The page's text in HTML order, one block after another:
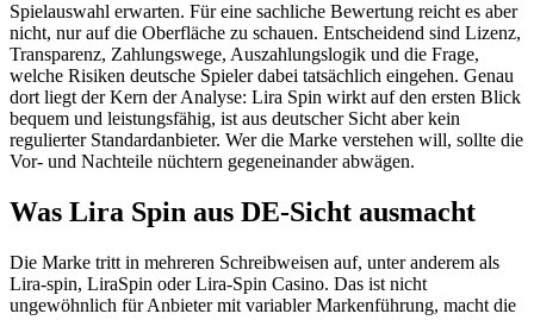
Spielauswahl erwarten. Für eine sachliche Bewertung reicht es aber
nicht, nur auf die Oberfläche zu schauen. Entscheidend sind Lizenz,
Transparenz, Zahlungswege, Auszahlungslogik und die Frage,
welche Risiken deutsche Spieler dabei tatsächlich eingehen. Genau
dort liegt der Kern der Analyse: Lira Spin wirkt auf den ersten Blick
bequem und leistungsfähig, ist aus deutscher Sicht aber kein
regulierter Standardanbieter. Wer die Marke verstehen will, sollte die
Vor- und Nachteile nüchtern gegeneinander abwägen.
Was Lira Spin aus DE-Sicht ausmacht
Die Marke tritt in mehreren Schreibweisen auf, unter anderem als
Lira-spin, LiraSpin oder Lira-Spin Casino. Das ist nicht
ungewöhnlich für Anbieter mit variabler Markenführung, macht die